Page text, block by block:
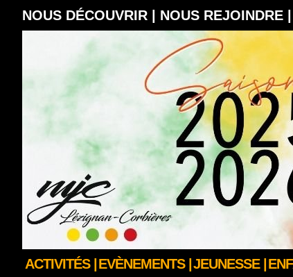
NOUS DÉCOUVRIR | NOUS REJOINDRE |
ACTIVITÉS | EVÈNEMENTS | JEUNESSE |